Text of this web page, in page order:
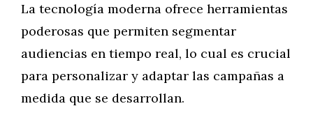
La tecnología moderna ofrece herramientas
poderosas que permiten segmentar
audiencias en tiempo real, lo cual es crucial
para personalizar y adaptar las campañas a
medida que se desarrollan.